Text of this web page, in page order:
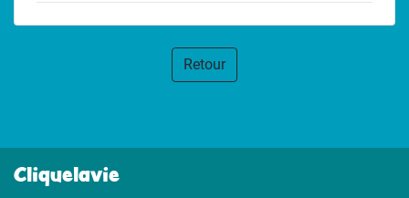
Retour
Cliquelavie